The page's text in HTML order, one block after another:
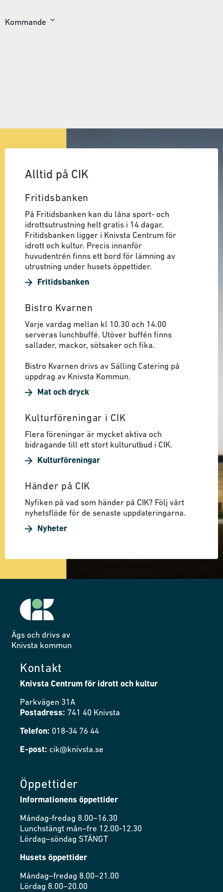
Kommande
Alltid på CIK
Fritidsbanken
På Fritidsbanken kan du låna sport- och
idrottsutrustning helt gratis i 14 dagar.
Fritidsbanken ligger i Knivsta Centrum för
idrott och kultur. Precis innanför
huvudentrén finns ett bord för lämning av
utrustning under husets öppettider.
Fritidsbanken
Bistro Kvarnen
Varje vardag mellan kl 10.30 och 14.00
serveras lunchbuffé. Utöver buffén finns
sallader, mackor, sötsaker och fika.
Bistro Kvarnen drivs av Sälling Catering på
uppdrag av Knivsta Kommun.
Mat och dryck
Kulturföreningar i CIK
Flera föreningar är mycket aktiva och
bidragande till ett stort kulturutbud i CIK.
Kulturföreningar
Händer på CIK
Nyfiken på vad som händer på CIK? Följ vårt
nyhetsflöde för de senaste uppdateringarna.
Nyheter
Ägs och drivs av
Knivsta kommun
Kontakt
Knivsta Centrum för idrott och kultur
Parkvägen 31A
Postadress: 741 40 Knivsta
Telefon: 018-34 76 44
E-post: cik@knivsta.se
Öppettider
Informationens öppettider
Måndag-fredag 8.00–16.30
Lunchstängt mån–fre 12.00-12.30
Lördag–söndag STÄNGT
Husets öppettider
Måndag–fredag 8.00–21.00
Lördag 8.00–20.00